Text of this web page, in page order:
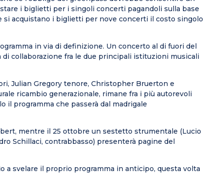
i biglietti per i singoli concerti pagandoli sulla base
si acquistano i biglietti per nove concerti il costo singolo
in via di definizione. Un concerto al di fuori del
collaborazione fra le due principali istituzioni musicali
Julian Gregory tenore, Christopher Bruerton e
ricambio generazionale, rimane fra i più autorevoli
il programma che passerà dal madrigale
mentre il 25 ottobre un sestetto strumentale (Lucio
Schillaci, contrabbasso) presenterà pagine del
a svelare il proprio programma in anticipo, questa volta